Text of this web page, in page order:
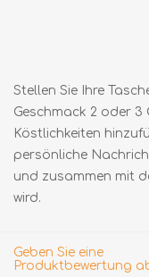
Stellen Sie Ihre
Geschmack 2 oder
Köstlichkeiten
persönliche
und zusammen mit
wird.
Geben Sie eine
Produktbewertung